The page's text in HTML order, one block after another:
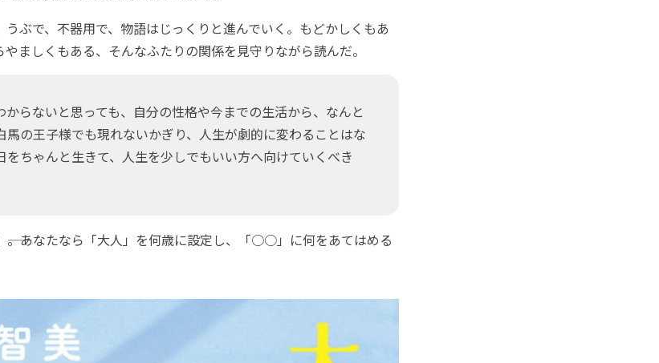
ぶで、不器用で、物語はじっくりと進んでいく。もどかしくもあ
ましくもある、そんなふたりの関係を見守りながら読んだ。
らないと思っても、自分の性格や今までの生活から、なんと
馬の王子様でも現れないかぎり、人生が劇的に変わることはな
をちゃんと生きて、人生を少しでもいい方へ向けていくべき
。あなたなら「大人」を何歳に設定し、「○○」に何をあてはめる